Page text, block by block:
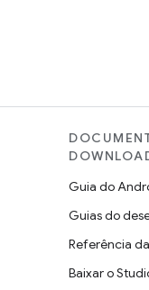
Guia do
Guias do
Referência
Baixar o